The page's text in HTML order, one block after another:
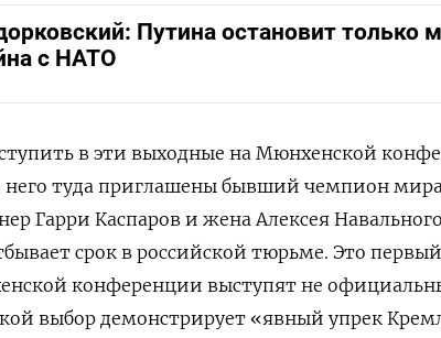
Путина остановит только
с НАТО
в эти выходные на Мюнхенской
него туда приглашены бывший чемпион
Гарри Каспаров и жена Алексея
срок в российской тюрьме. Это
конференции выступят не
выбор демонстрирует «явный упрек